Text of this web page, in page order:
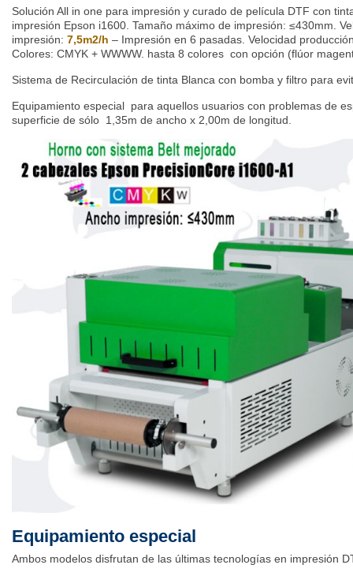
Solución All in one para impresión y curado de película DTF con
impresión Epson i1600. Tamaño máximo de impresión: ≤430mm.
impresión: 7,5m2/h – Impresión en 6 pasadas. Velocidad
Colores: CMYK + WWWW. hasta 8 colores con opción (flúor
Sistema de Recirculación de tinta Blanca con bomba y filtro para
Equipamiento especial para aquellos usuarios con problemas de
superficie de sólo 1,35m de ancho x 2,00m de longitud.
Equipamiento especial
Ambos modelos disfrutan de las últimas tecnologías en impresión